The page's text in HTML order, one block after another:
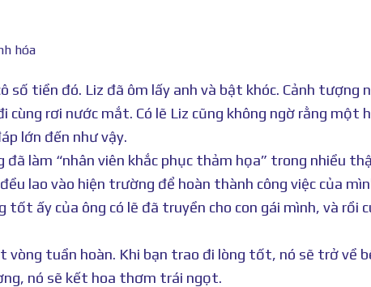
số tiền đó. Liz đã ôm lấy anh và bật khóc. Cảnh tượng
cùng rơi nước mắt. Có lẽ Liz cũng không ngờ rằng một
lớn đến như vậy.
làm “nhân viên khắc phục thảm họa” trong nhiều
lao vào hiện trường để hoàn thành công việc của
ấy của ông có lẽ đã truyền cho con gái mình, và rồi
tuần hoàn. Khi bạn trao đi lòng tốt, nó sẽ trở về
nó sẽ kết hoa thơm trái ngọt.